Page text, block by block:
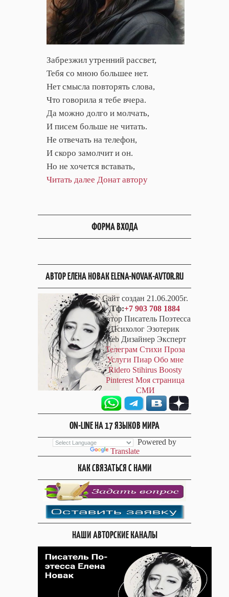
Забрезжил утренний рассвет,
Тебя со мною большее нет.
Нет смысла повторять слова,
Что говорила я тебе вчера.
Да можно долго и молчать,
И писем больше не читать.
Не отвечать на телефон,
И скоро замолчит и он.
Но не хочется вставать,
Читать далее Донат автору
ФОРМА ВХОДА
АВТОР ЕЛЕНА НОВАК ELENA-NOVAK-AVTOR.RU
Сайт создан 21.06.2005г.
Тф:+7 903 708 1884
Автор Писатель Поэтесса
Психолог Эзотерик
Web Дизайнер Эксперт
Телеграм Стихи Проза
Услуги Пиар Обо мне
Ridero Stihirus Boosty
Pinterest Моя страница
СМИ
ON-LINE НА 17 ЯЗЫКОВ МИРА
Powered by
Translate
КАК СВЯЗАТЬСЯ С НАМИ
НАШИ АВТОРСКИЕ КАНАЛЫ